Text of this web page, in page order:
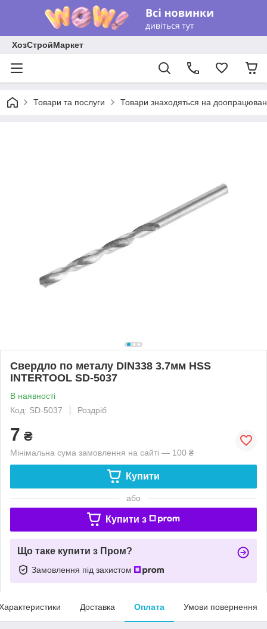
ХозСтройМаркет
Товари та послуги Товари знаходяться на
Свердло по металу DIN338 3.7мм HSS
INTERTOOL SD-5037
В наявності
Код: SD-5037
Роздріб
7 ₴
Мінімальна сума замовлення на сайті — 100 ₴
Купити
або
Купити з
Що таке купити з Пром?
Замовлення під захистом
Доставка Оплата Умови повернення